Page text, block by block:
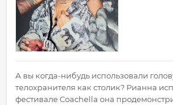
А вы когда-нибудь использовали
телохранителя как столик? Рианна
фестивале Coachella она